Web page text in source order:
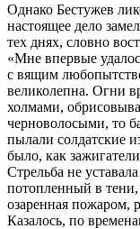
Однако Бестужев
настоящее дело
тех днях, словно
«Мне впервые
с вящим
великолепна. Огни
холмами,
черноволосыми, то
пылали солдатские
было, как
Стрельба не
потопленный в тени,
озаренная пожаром,
Казалось, по